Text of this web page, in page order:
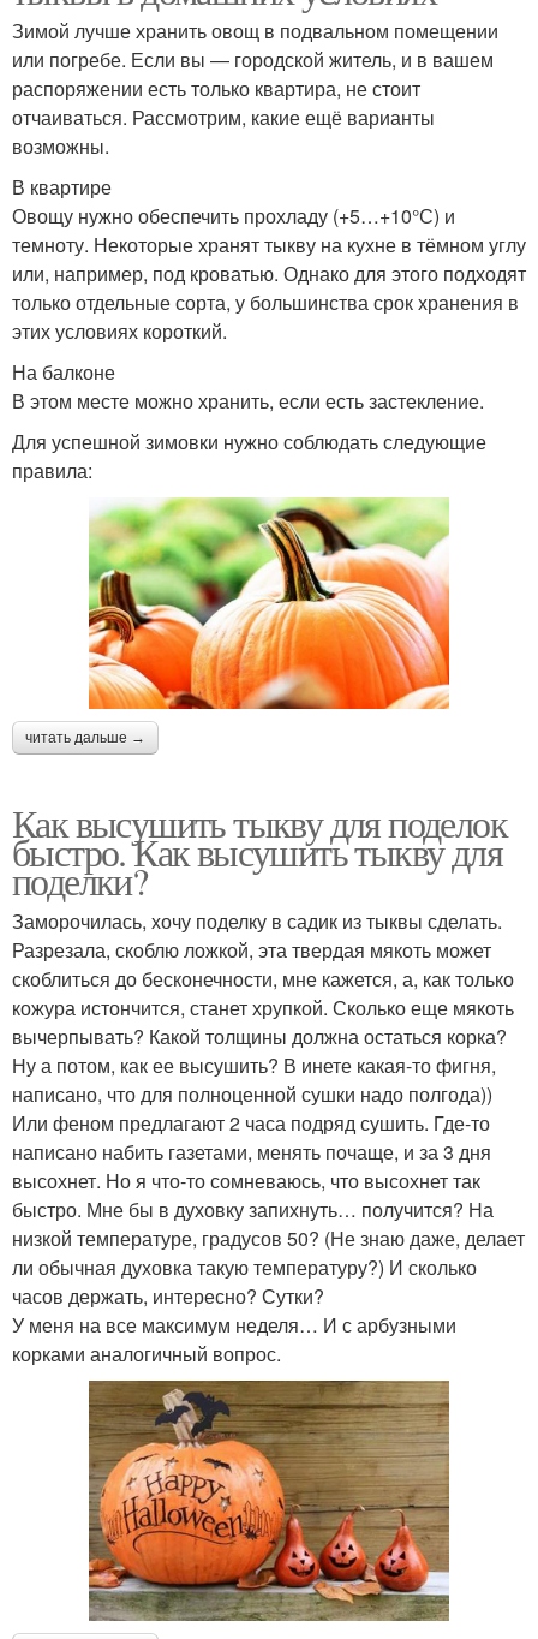
Зимой лучше хранить овощ в подвальном помещении
или погребе. Если вы — городской житель, и в вашем
распоряжении есть только квартира, не стоит
отчаиваться. Рассмотрим, какие ещё варианты
возможны.
В квартире
Овощу нужно обеспечить прохладу (+5…+10°С) и
темноту. Некоторые хранят тыкву на кухне в тёмном углу
или, например, под кроватью. Однако для этого подходят
только отдельные сорта, у большинства срок хранения в
этих условиях короткий.
На балконе
В этом месте можно хранить, если есть застекление.
Для успешной зимовки нужно соблюдать следующие
правила:
читать дальше →
Как высушить тыкву для поделок
быстро. Как высушить тыкву для
поделки?
Заморочилась, хочу поделку в садик из тыквы сделать.
Разрезала, скоблю ложкой, эта твердая мякоть может
скоблиться до бесконечности, мне кажется, а, как только
кожура истончится, станет хрупкой. Сколько еще мякоть
вычерпывать? Какой толщины должна остаться корка?
Ну а потом, как ее высушить? В инете какая-то фигня,
написано, что для полноценной сушки надо полгода))
Или феном предлагают 2 часа подряд сушить. Где-то
написано набить газетами, менять почаще, и за 3 дня
высохнет. Но я что-то сомневаюсь, что высохнет так
быстро. Мне бы в духовку запихнуть… получится? На
низкой температуре, градусов 50? (Не знаю даже, делает
ли обычная духовка такую температуру?) И сколько
часов держать, интересно? Сутки?
У меня на все максимум неделя… И с арбузными
корками аналогичный вопрос.